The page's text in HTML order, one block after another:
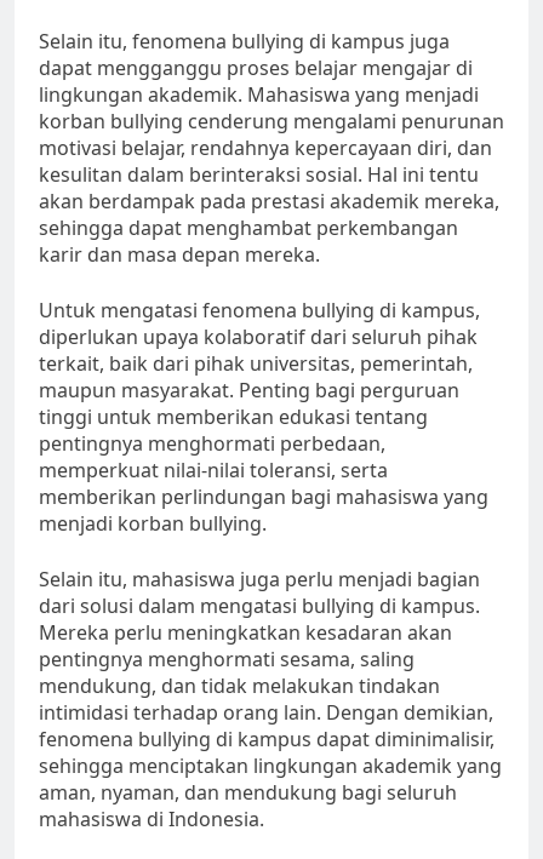
Selain itu, fenomena bullying di kampus juga
dapat mengganggu proses belajar mengajar di
lingkungan akademik. Mahasiswa yang menjadi
korban bullying cenderung mengalami penurunan
motivasi belajar, rendahnya kepercayaan diri, dan
kesulitan dalam berinteraksi sosial. Hal ini tentu
akan berdampak pada prestasi akademik mereka,
sehingga dapat menghambat perkembangan
karir dan masa depan mereka.
Untuk mengatasi fenomena bullying di kampus,
diperlukan upaya kolaboratif dari seluruh pihak
terkait, baik dari pihak universitas, pemerintah,
maupun masyarakat. Penting bagi perguruan
tinggi untuk memberikan edukasi tentang
pentingnya menghormati perbedaan,
memperkuat nilai-nilai toleransi, serta
memberikan perlindungan bagi mahasiswa yang
menjadi korban bullying.
Selain itu, mahasiswa juga perlu menjadi bagian
dari solusi dalam mengatasi bullying di kampus.
Mereka perlu meningkatkan kesadaran akan
pentingnya menghormati sesama, saling
mendukung, dan tidak melakukan tindakan
intimidasi terhadap orang lain. Dengan demikian,
fenomena bullying di kampus dapat diminimalisir,
sehingga menciptakan lingkungan akademik yang
aman, nyaman, dan mendukung bagi seluruh
mahasiswa di Indonesia.